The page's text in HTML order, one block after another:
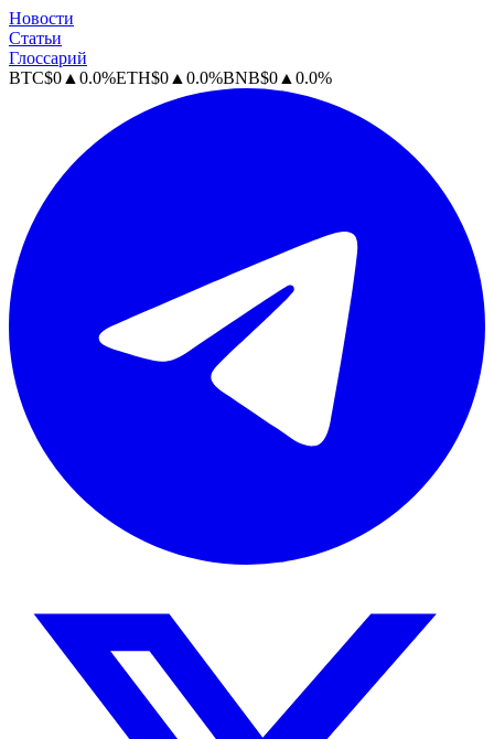
Новости
Статьи
Глоссарий
BTC$0 ▲ 0.0%ETH$0 ▲ 0.0%BNB$0 ▲ 0.0%